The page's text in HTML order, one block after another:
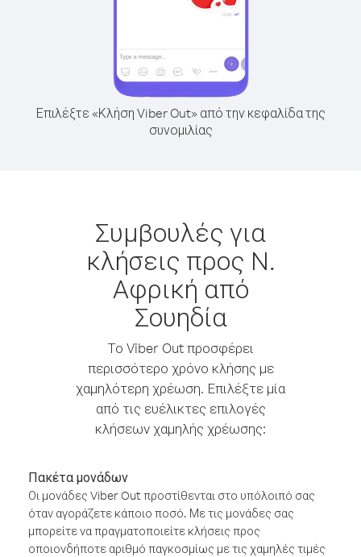
Επιλέξτε «Κλήση Viber Out» από την κεφαλίδα της
συνομιλίας
Συμβουλές για
κλήσεις προς Ν.
Αφρική από
Σουηδία
Το Viber Out προσφέρει
περισσότερο χρόνο κλήσης με
χαμηλότερη χρέωση. Επιλέξτε μία
από τις ευέλικτες επιλογές
κλήσεων χαμηλής χρέωσης:
Πακέτα μονάδων
Οι μονάδες Viber Out προστίθενται στο υπόλοιπό σας
όταν αγοράζετε κάποιο ποσό. Με τις μονάδες σας
μπορείτε να πραγματοποιείτε κλήσεις προς
οποιονδήποτε αριθμό παγκοσμίως με τις χαμηλές τιμές